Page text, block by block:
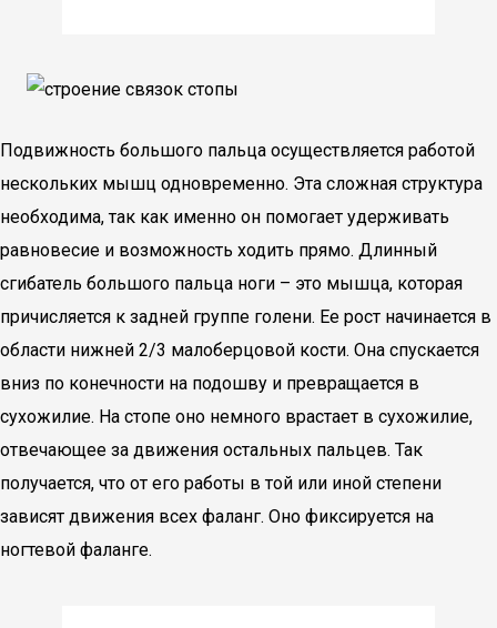
Подвижность большого пальца осуществляется работой
нескольких мышц одновременно. Эта сложная структура
необходима, так как именно он помогает удерживать
равновесие и возможность ходить прямо. Длинный
сгибатель большого пальца ноги – это мышца, которая
причисляется к задней группе голени. Ее рост начинается в
области нижней 2/3 малоберцовой кости. Она спускается
вниз по конечности на подошву и превращается в
сухожилие. На стопе оно немного врастает в сухожилие,
отвечающее за движения остальных пальцев. Так
получается, что от его работы в той или иной степени
зависят движения всех фаланг. Оно фиксируется на
ногтевой фаланге.